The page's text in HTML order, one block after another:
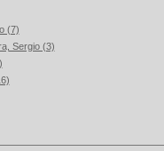
(7)
Sergio (3)